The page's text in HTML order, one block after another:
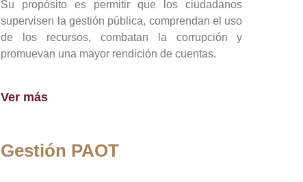
Su propósito es permitir que los ciudadanos
supervisen la gestión pública, comprendan el uso
de los recursos, combatan la corrupción y
promuevan una mayor rendición de cuentas.
Ver más
Gestión PAOT